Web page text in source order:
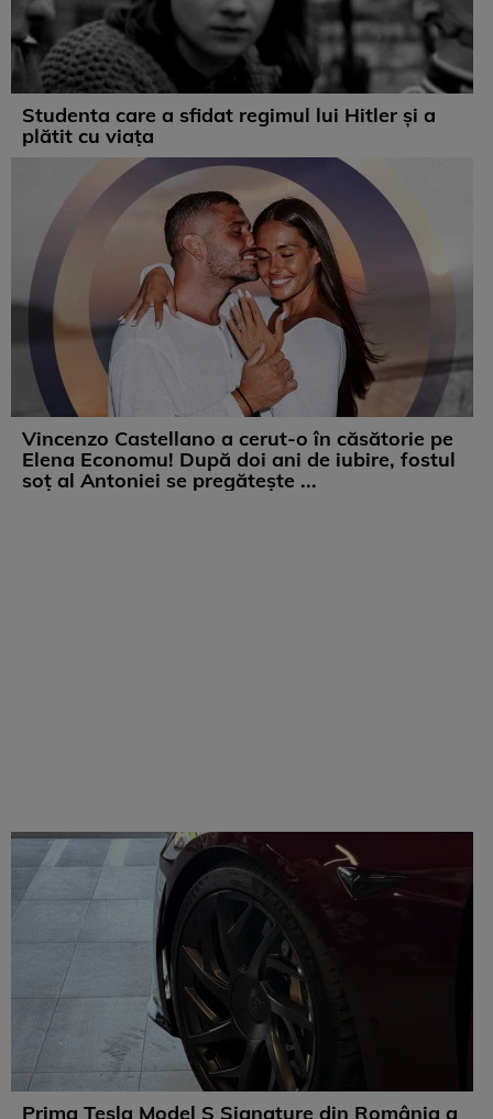
Studenta care a sfidat regimul lui Hitler și a
plătit cu viața
Vincenzo Castellano a cerut-o în căsătorie pe
Elena Economu! După doi ani de iubire, fostul
soț al Antoniei se pregătește ...
Prima Tesla Model S Signature din România a